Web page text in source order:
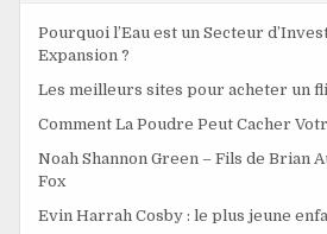
Pourquoi l’Eau est un Secteur
Expansion ?
Les meilleurs sites pour acheter un
Comment La Poudre Peut Cacher
Noah Shannon Green – Fils de Brian
Fox
Evin Harrah Cosby : le plus jeune